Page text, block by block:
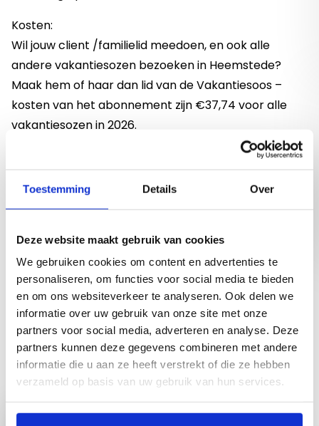
Toestemming Details Over
Deze website maakt gebruik van cookies
We gebruiken cookies om content en advertenties te
personaliseren, om functies voor social media te bieden
en om ons websiteverkeer te analyseren. Ook delen we
informatie over uw gebruik van onze site met onze
partners voor social media, adverteren en analyse. Deze
partners kunnen deze gegevens combineren met andere
informatie die u aan ze heeft verstrekt of die ze hebben
verzameld op basis van uw gebruik van hun services.
Kosten:
Wil jouw client /familielid meedoen, en ook alle
andere vakantiesozen bezoeken in Heemstede?
Maak hem of haar dan lid van de Vakantiesoos –
kosten van het abonnement zijn €37,74 voor alle
vakantiesozen in 2026.
Kom je slechts 1 keer, dan kost deelname € 7,50
Voorjaar (1x), mei (1x), zomer (6 x), herfst (1x) en
Vragen, mail: vtenv@hartekampgroep.nl
Binnenkort op de agenda
Naar agenda overzicht
Bingo Harteheem
Lees meer over Bingo Harteheem